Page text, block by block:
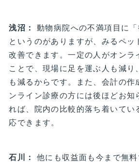
浅沼： 動物病院への不満項目に「
というのがありますが、みるペッ
改善できます。一定の人がオンラ
ことで、現場に足を運ぶ人も減り
も減るからです。また、会計の作
ンライン診療の方には後ほどお知
れば、院内の比較的落ち着いてい
応できます。
石川： 他にも収益面も今まで無